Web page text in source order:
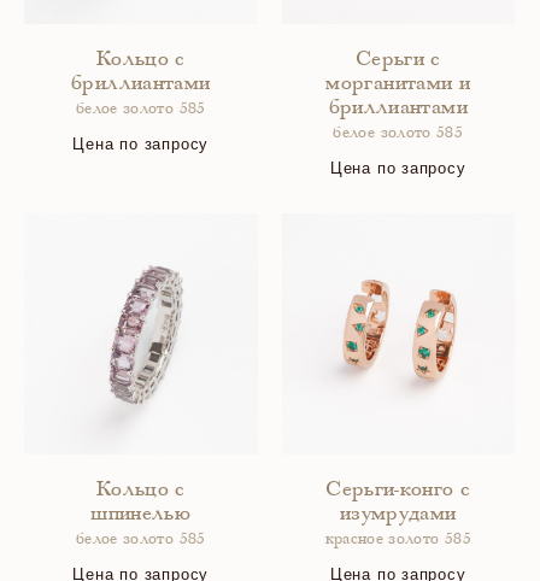
Кольцо с
бриллиантами
белое золото 585
Цена по запросу
Серьги с
морганитами и
бриллиантами
белое золото 585
Цена по запросу
Кольцо с
шпинелью
белое золото 585
Цена по запросу
Серьги-конго с
изумрудами
красное золото 585
Цена по запросу